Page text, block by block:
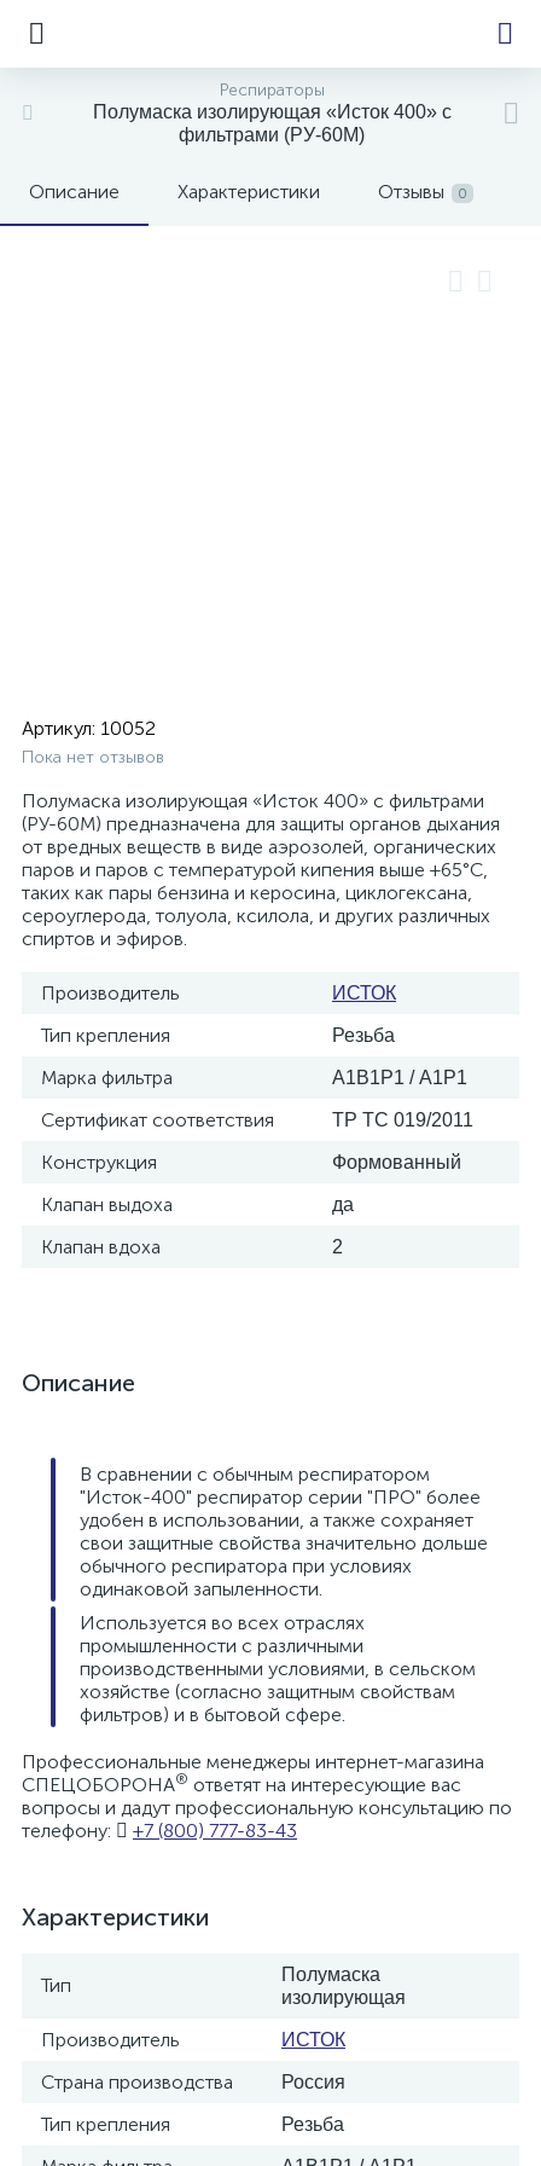
Респираторы
Полумаска изолирующая «Исток 400» с
фильтрами (РУ-60М)
Описание Характеристики Отзывы 0
Артикул: 10052
Пока нет отзывов
Полумаска изолирующая «Исток 400» с фильтрами
(РУ-60М) предназначена для защиты органов дыхания
от вредных веществ в виде аэрозолей, органических
паров и паров с температурой кипения выше +65°С,
таких как пары бензина и керосина, циклогексана,
сероуглерода, толуола, ксилола, и других различных
спиртов и эфиров.
Производитель ИСТОК
Тип крепления Резьба
Марка фильтра А1В1Р1 / А1Р1
Сертификат соответствия ТР ТС 019/2011
Конструкция Формованный
Клапан выдоха да
Клапан вдоха 2
Описание
В сравнении с обычным респиратором
"Исток-400" респиратор серии "ПРО" более
удобен в использовании, а также сохраняет
свои защитные свойства значительно дольше
обычного респиратора при условиях
одинаковой запыленности.
Используется во всех отраслях
промышленности с различными
производственными условиями, в сельском
хозяйстве (согласно защитным свойствам
фильтров) и в бытовой сфере.
Профессиональные менеджеры интернет-магазина
СПЕЦОБОРОНА® ответят на интересующие вас
вопросы и дадут профессиональную консультацию по
телефону:
+7 (800) 777-83-43
Характеристики
Тип
Полумаска
изолирующая
Производитель ИСТОК
Страна производства Россия
Тип крепления Резьба